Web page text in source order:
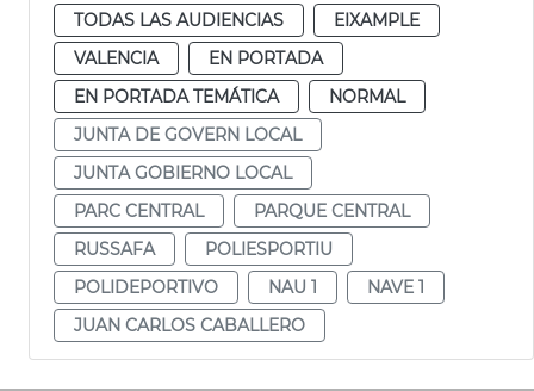
TODAS LAS AUDIENCIAS
EIXAMPLE
VALENCIA
EN PORTADA
EN PORTADA TEMÁTICA
NORMAL
JUNTA DE GOVERN LOCAL
JUNTA GOBIERNO LOCAL
PARC CENTRAL
PARQUE CENTRAL
RUSSAFA
POLIESPORTIU
POLIDEPORTIVO
NAU 1
NAVE 1
JUAN CARLOS CABALLERO